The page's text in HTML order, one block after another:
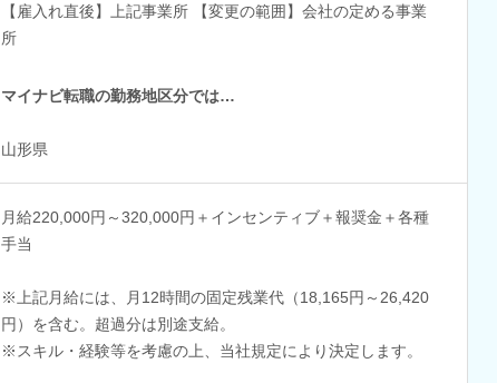
【雇入れ直後】上記事業所 【変更の範囲】会社の定める事業
所
マイナビ転職の勤務地区分では…
山形県
月給220,000円～320,000円＋インセンティブ＋報奨金＋各種
手当
※上記月給には、月12時間の固定残業代（18,165円～26,420
円）を含む。超過分は別途支給。
※スキル・経験等を考慮の上、当社規定により決定します。